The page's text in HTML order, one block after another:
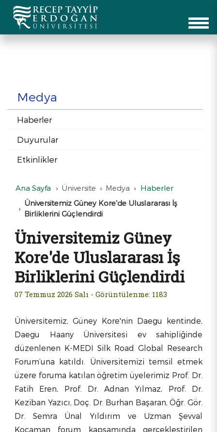
Medya
Haberler
Duyurular
Etkinlikler
Ana Sayfa Üniversite Medya
Haberler
Üniversitemiz Güney Kore'de Uluslararası İş
Birliklerini Güçlendirdi
Üniversitemiz Güney
Kore'de Uluslararası İş
Birliklerini Güçlendirdi
07 Temmuz 2026 Salı - Görüntülenme: 1183
Üniversitemiz, Güney Kore'nin Daegu kentinde,
Daegu Haany Üniversitesi ev sahipliğinde
düzenlenen K-MEDI Silk Road Global Research
Forum’una katıldı. Üniversitemizi temsil etmek
üzere foruma katılan öğretim üyelerimiz Prof. Dr.
Fatih Eren, Prof. Dr. Adnan Yılmaz, Prof. Dr.
Keziban Yazıcı, Doç. Dr. Burhan Başaran, Öğr. Gör.
Dr. Semra Ünal Yıldırım ve Uzman Şevval
Kocaman forum kapsamında gerçekleştirilen